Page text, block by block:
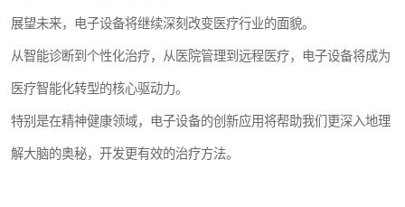
展望未来，电子设备将继续深刻改变医疗行业的面貌。
从智能诊断到个性化治疗，从医院管理到远程医疗，电子设备将成为
医疗智能化转型的核心驱动力。
特别是在精神健康领域，电子设备的创新应用将帮助我们更深入地理
解大脑的奥秘，开发更有效的治疗方法。